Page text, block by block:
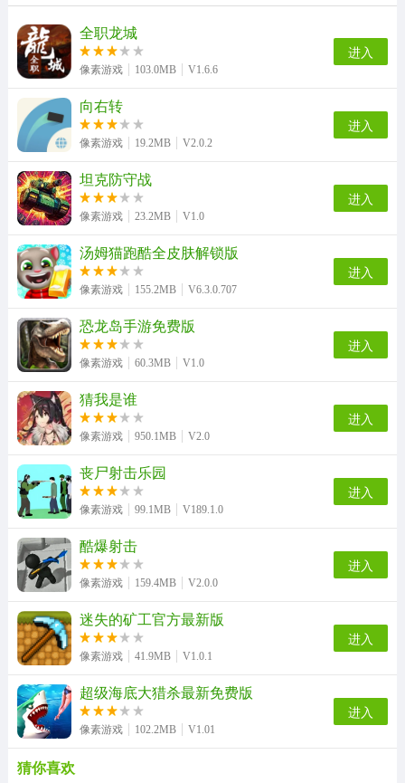
EVE Echoes 国际服正版
契约勇士官方最新版 枪支反击
陆大迹神2 天游云电脑
像素创造新世界手机最新版
全职龙城
像素游戏 103.0MB V1.6.6
进入
向右转
像素游戏 19.2MB V2.0.2
进入
坦克防守战
像素游戏 23.2MB V1.0
进入
汤姆猫跑酷全皮肤解锁版
像素游戏 155.2MB V6.3.0.707
进入
恐龙岛手游免费版
像素游戏 60.3MB V1.0
进入
猜我是谁
像素游戏 950.1MB V2.0
进入
丧尸射击乐园
像素游戏 99.1MB V189.1.0
进入
酷爆射击
像素游戏 159.4MB V2.0.0
进入
迷失的矿工官方最新版
像素游戏 41.9MB V1.0.1
进入
超级海底大猎杀最新免费版
像素游戏 102.2MB V1.01
进入
猜你喜欢